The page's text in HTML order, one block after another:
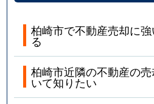
柏崎市で不動産売却に
る
柏崎市近隣の不動産の
いて知りたい